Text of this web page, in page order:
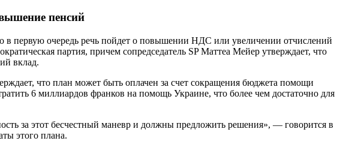
пенсий
в первую очередь речь пойдет о повышении НДС или увеличении отчислений
партия, причем сопредседатель SP Маттеа Мейер утверждает, что
вклад.
что план может быть оплачен за счет сокращения бюджета помощи
6 миллиардов франков на помощь Украине, что более чем достаточно для
за этот бесчестный маневр и должны предложить решения», — говорится в
этого плана.